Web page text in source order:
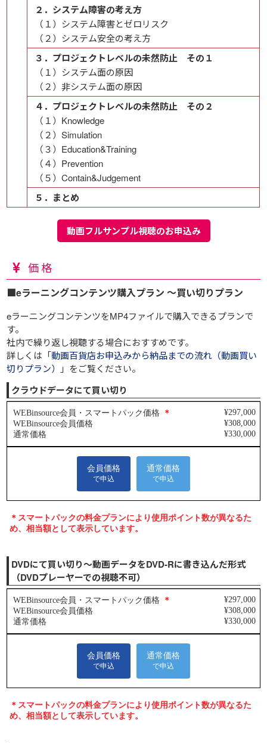
２．システム障害の考え方
（１）システム障害とゼロリスク
（２）システム安全の考え方
３．プロジェクトレベルの未然防止 その１
（１）システム面の原因
（２）非システム面の原因
４．プロジェクトレベルの未然防止 その２
（１）Knowledge
（２）Simulation
（３）Education&Training
（４）Prevention
（５）Contain&Judgement
５．まとめ
動画フルサンプル視聴のお申込み
価格
■eラーニングコンテンツ購入プラン ～買い切りプラン
eラーニングコンテンツをMP4ファイルで購入できるプランで
す。
社内で繰り返し視聴する場合におすすめです。
詳しくは「動画百貨店お申込みから納品までの流れ（動画買い
切りプラン）
」をご覧ください。
クラウドデータにて買い切り
DVDにて買い切り～動画データをDVD-Rに書き込んだ形式
（DVDプレーヤーでの視聴不可）